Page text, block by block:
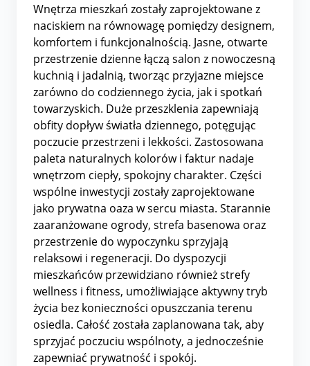
Wnętrza mieszkań zostały zaprojektowane z
naciskiem na równowagę pomiędzy designem,
komfortem i funkcjonalnością. Jasne, otwarte
przestrzenie dzienne łączą salon z nowoczesną
kuchnią i jadalnią, tworząc przyjazne miejsce
zarówno do codziennego życia, jak i spotkań
towarzyskich. Duże przeszklenia zapewniają
obfity dopływ światła dziennego, potęgując
poczucie przestrzeni i lekkości. Zastosowana
paleta naturalnych kolorów i faktur nadaje
wnętrzom ciepły, spokojny charakter. Części
wspólne inwestycji zostały zaprojektowane
jako prywatna oaza w sercu miasta. Starannie
zaaranżowane ogrody, strefa basenowa oraz
przestrzenie do wypoczynku sprzyjają
relaksowi i regeneracji. Do dyspozycji
mieszkańców przewidziano również strefy
wellness i fitness, umożliwiające aktywny tryb
życia bez konieczności opuszczania terenu
osiedla. Całość została zaplanowana tak, aby
sprzyjać poczuciu wspólnoty, a jednocześnie
zapewniać prywatność i spokój.